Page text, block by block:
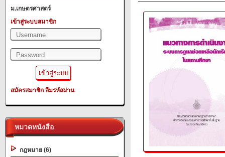
ม.เกษตรศาสตร์
เข้าสู่ระบบสมาชิก
สมัครสมาชิก ลืมรหัสผ่าน
หมวดหนังสือ
กฎหมาย (6)